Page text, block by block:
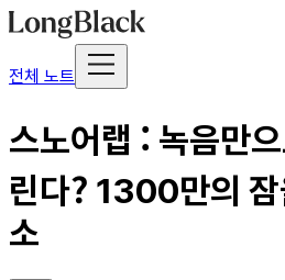
전체 노트
스노어랩 : 녹음만
린다? 1300만의
소